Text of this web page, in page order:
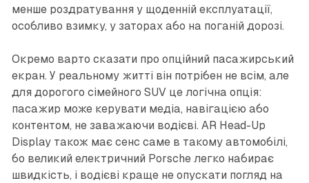
менше роздратування у щоденній експлуатації,
особливо взимку, у заторах або на поганій дорозі.
Окремо варто сказати про опційний пасажирський
екран. У реальному житті він потрібен не всім, але
для дорогого сімейного SUV це логічна опція:
пасажир може керувати медіа, навігацією або
контентом, не заважаючи водієві. AR Head-Up
Display також має сенс саме в такому автомобілі,
бо великий електричний Porsche легко набирає
швидкість, і водієві краще не опускати погляд на